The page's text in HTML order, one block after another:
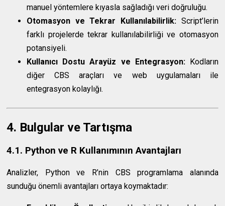
manuel yöntemlere kıyasla sağladığı veri doğruluğu.
Otomasyon ve Tekrar Kullanılabilirlik: Script’lerin
farklı projelerde tekrar kullanılabilirliği ve otomasyon
potansiyeli.
Kullanıcı Dostu Arayüz ve Entegrasyon:Kodların
diğer CBS araçları ve web uygulamaları ile
entegrasyon kolaylığı.
4. Bulgular ve Tartışma
4.1. Python ve R Kullanımının Avantajları
Analizler, Python ve R’nin CBS programlama alanında
sunduğu önemli avantajları ortaya koymaktadır: